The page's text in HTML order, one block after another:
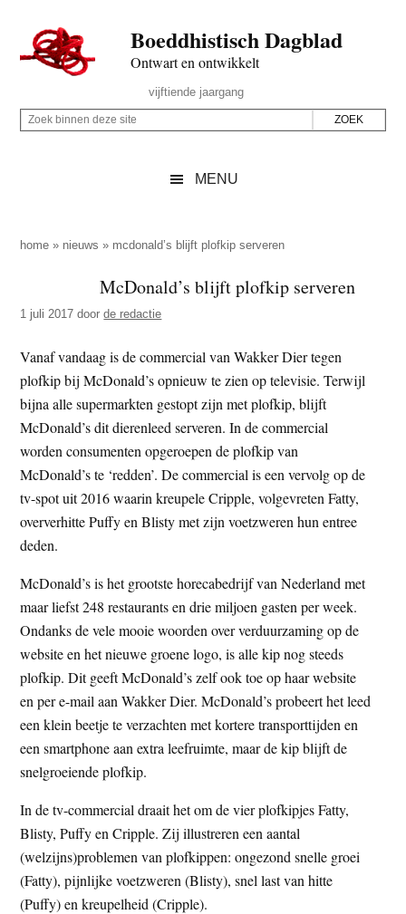
naar
de
inhoud
secondary
naar
de
sidebar
naar
de
Boeddhistisch Dagblad
Ontwart en ontwikkelt
Rechts
vijftiende jaargang
Z
p
z
e
s
i
t
e
Z
i
e
d
e
z
e
s
i
t
e
MENU
home » nieuws » mcdonald’s blijft plofkip serveren
McDonald’s blijft plofkip serveren
1 juli 2017 doorde redactie
Vanaf vandaag is de commercial van Wakker Dier tegen
plofkip bij McDonald’s opnieuw te zien op televisie. Terwijl
bijna alle supermarkten gestopt zijn met plofkip, blijft
McDonald’s dit dierenleed serveren. In de commercial
worden consumenten opgeroepen de plofkip van
McDonald’s te ‘redden’. De commercial is een vervolg op de
tv-spot uit 2016 waarin kreupele Cripple, volgevreten Fatty,
oververhitte Puffy en Blisty met zijn voetzweren hun entree
deden.
McDonald’s is het grootste horecabedrijf van Nederland met
maar liefst 248 restaurants en drie miljoen gasten per week.
Ondanks de vele mooie woorden over verduurzaming op de
website en het nieuwe groene logo, is alle kip nog steeds
plofkip. Dit geeft McDonald’s zelf ook toe op haar website
en per e-mail aan Wakker Dier. McDonald’s probeert het leed
een klein beetje te verzachten met kortere transporttijden en
een smartphone aan extra leefruimte, maar de kip blijft de
snelgroeiende plofkip.
In de tv-commercial draait het om de vier plofkipjes Fatty,
Blisty, Puffy en Cripple. Zij illustreren een aantal
(welzijns)problemen van plofkippen: ongezond snelle groei
(Fatty), pijnlijke voetzweren (Blisty), snel last van hitte
(Puffy) en kreupelheid (Cripple).